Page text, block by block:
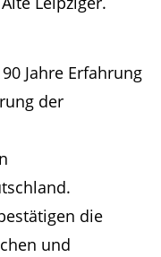
Jahre Erfahrung
der
die
und